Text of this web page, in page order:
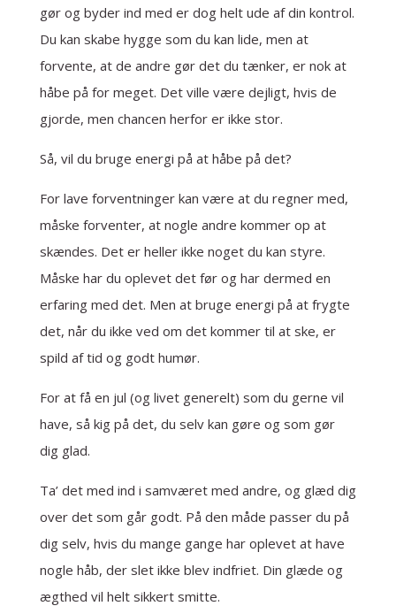
gør og byder ind med er dog helt ude af din kontrol.
Du kan skabe hygge som du kan lide, men at
forvente, at de andre gør det du tænker, er nok at
håbe på for meget. Det ville være dejligt, hvis de
gjorde, men chancen herfor er ikke stor.
Så, vil du bruge energi på at håbe på det?
For lave forventninger kan være at du regner med,
måske forventer, at nogle andre kommer op at
skændes. Det er heller ikke noget du kan styre.
Måske har du oplevet det før og har dermed en
erfaring med det. Men at bruge energi på at frygte
det, når du ikke ved om det kommer til at ske, er
spild af tid og godt humør.
For at få en jul (og livet generelt) som du gerne vil
have, så kig på det, du selv kan gøre og som gør
dig glad.
Ta’ det med ind i samværet med andre, og glæd dig
over det som går godt. På den måde passer du på
dig selv, hvis du mange gange har oplevet at have
nogle håb, der slet ikke blev indfriet. Din glæde og
ægthed vil helt sikkert smitte.